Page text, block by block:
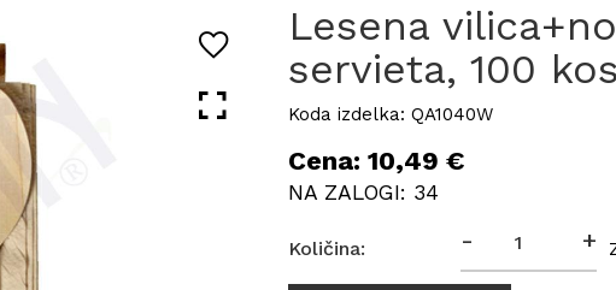
Lesena
servieta, 100 kos
Koda izdelka: QA1040W
Cena: 10,49 €
NA ZALOGI: 34
Količina: - +